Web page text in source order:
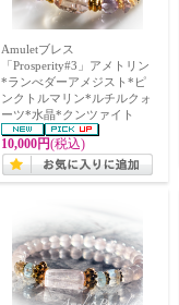
Amuletブレス
「Prosperity#3」アメトリン
*ランべダーアメジスト*ピ
ンクトルマリン*ルチルクォ
ーツ*水晶*クンツァイト
10,000円(税込)